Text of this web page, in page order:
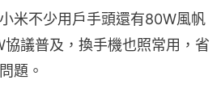
米不少用戶手頭還有80W風帆
議普及，換手機也照常用，省
題。